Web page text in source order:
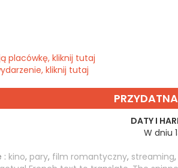
placówkę, kliknij tutaj
kliknij tutaj
DATY I
W dniu
: kino, pary, film romantyczny, streaming,